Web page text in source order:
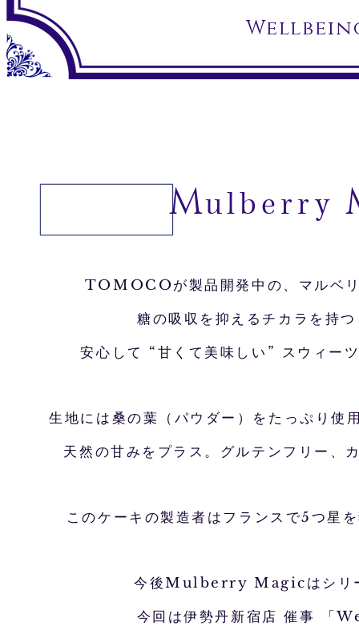
TOMOCOが製品開発中の、 マルベ
糖の吸収を抑えるチカラを持
安心して “甘くて美味しい ” スウィー
生地には桑の葉（パウダー）をたっぷり使
天然の甘みをプラス。 グルテンフリー、
このケーキの製造者はフランスで5つ星
今後Mulberry Magicはシリー
今回は伊勢丹新宿店 催事
Mulberry